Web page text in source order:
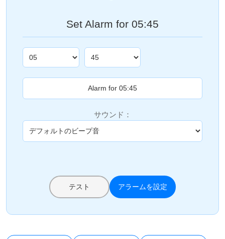
Set Alarm for 05:45
サウンド：
テスト アラームを設定